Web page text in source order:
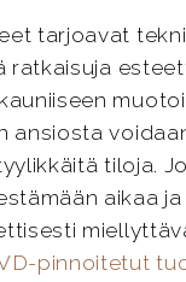
tarjoavat
ratkaisuja
ansiosta
tiloja.
aikaa
pinnoitetut